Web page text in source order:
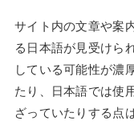
サイト内の文章や案
る日本語が見受けら
している可能性が濃
たり、日本語では使
ざっていたりする点